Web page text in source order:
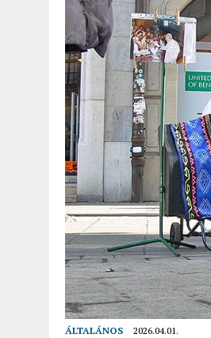
2022.02.24. | LIGETI ZSUZSA:
2022.02.12. | FODOR LAJOS:
2026.04.01. | EURÓPA
ÁLTALÁNOS 2026.04.01.